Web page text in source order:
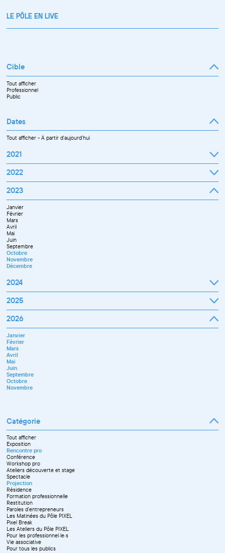
LE PÔLE EN LIVE
Cible
Tout afficher
Professionnel
Public
Dates
Tout afficher-À partir d'aujourd'hui
2021
Septembre
Novembre
Décembre
2022
Janvier
Mars
Avril
Mai
Juin
Juillet
Septembre
Octobre
Novembre
Décembre
2023
Janvier
Février
Mars
Avril
Mai
Juin
Septembre
Octobre
Novembre
Décembre
2024
Janvier
Mars
Avril
Juin
Juillet
Septembre
Novembre
Décembre
2025
Janvier
Mars
Avril
Mai
Juin
Juillet
Septembre
Octobre
Novembre
Décembre
2026
Janvier
Février
Mars
Avril
Mai
Juin
Septembre
Octobre
Novembre
Catégorie
Tout afficher
Exposition
Rencontre pro
Conférence
Workshop pro
Ateliers découverte et stage
Spectacle
Projection
Résidence
Formation professionnelle
Restitution
Paroles d'entrepreneurs
Les Matinées du Pôle PIXEL
Pixel Break
Les Ateliers du Pôle PIXEL
Pour les professionnel·le·s
Vie associative
Pour tous les publics